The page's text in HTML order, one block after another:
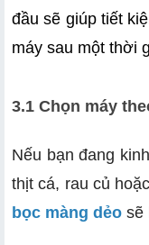
đầu sẽ giúp tiết
máy sau một thời
3.1 Chọn máy
Nếu bạn đang
thịt cá, rau củ
bọc màng dẻo sẽ